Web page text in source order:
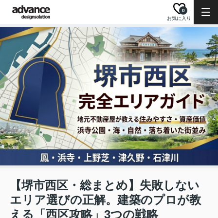
お気に入り
0
【堺市西区・総まとめ】失敗しない
エリア選びの正解。建築のプロが教
える「西区攻略」3つの戦略